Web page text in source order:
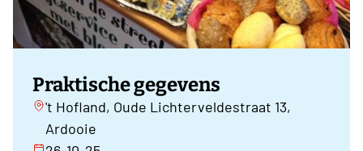
Praktische gegevens
't Hofland, Oude Lichterveldestraat 13,
Ardooie